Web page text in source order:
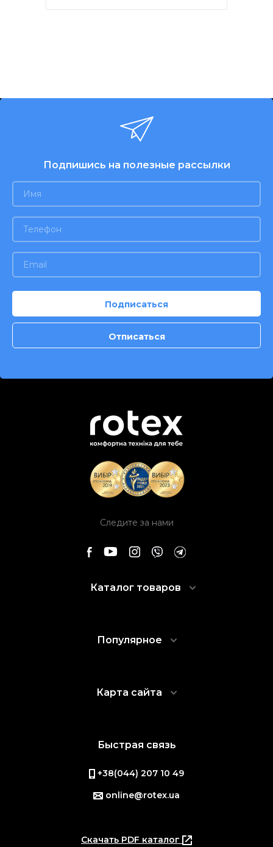
Подпишись на полезные рассылки
Следите за нами
Каталог товаров
Популярное
Карта сайта
Быстрая связь
+38(044) 207 10 49
online@rotex.ua
Скачать PDF каталог